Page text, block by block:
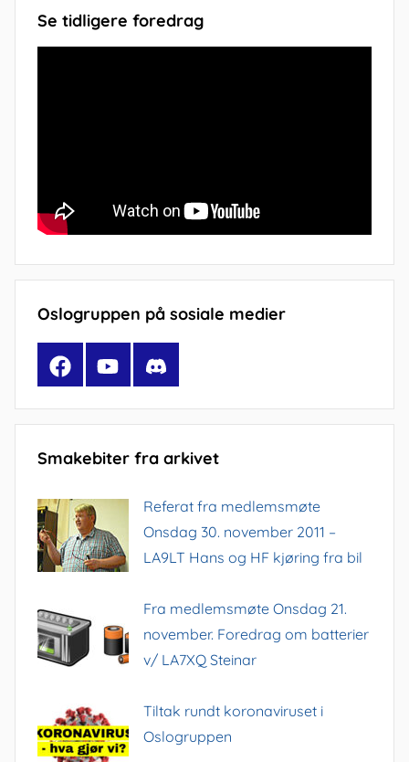
Se tidligere foredrag
Oslogruppen på sosiale medier
FacebookYouTubeDiscord
Smakebiter fra arkivet
Referat fra medlemsmøte
Onsdag 30. november 2011 –
LA9LT Hans og HF kjøring fra bil
Fra medlemsmøte Onsdag 21.
november. Foredrag om batterier
v/ LA7XQ Steinar
Tiltak rundt koronaviruset i
Oslogruppen